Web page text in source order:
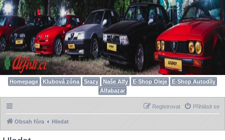
Homepage Klubová zóna Srazy Naše Alfy E-Shop Oleje
E-Shop Autodíly
Alfabazar
Přihlásit se
Registrovat
Obsah fóra Hledat